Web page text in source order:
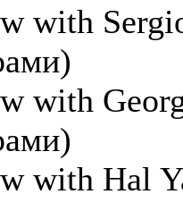
with
with
with Hal